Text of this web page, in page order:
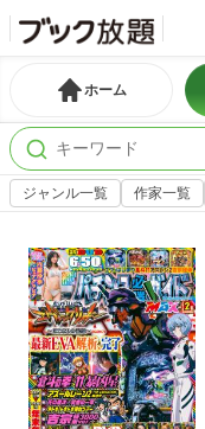
ホーム
ジャンル一覧 作家一覧